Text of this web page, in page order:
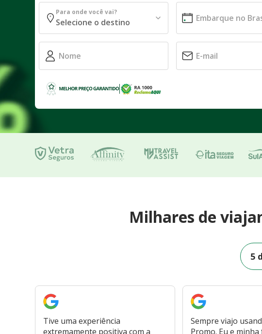
Para onde você vai?
Milhares de
5
Tive uma experiência
extremamente positiva com a
Sempre viajo
Promo. Eu e